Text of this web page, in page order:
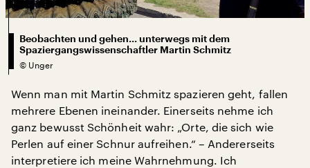
Beobachten und gehen... unterwegs mit dem
Spaziergangswissenschaftler Martin Schmitz
© Unger
Wenn man mit Martin Schmitz spazieren geht, fallen
mehrere Ebenen ineinander. Einerseits nehme ich
ganz bewusst Schönheit wahr: „Orte, die sich wie
Perlen auf einer Schnur aufreihen.“ – Andererseits
interpretiere ich meine Wahrnehmung. Ich